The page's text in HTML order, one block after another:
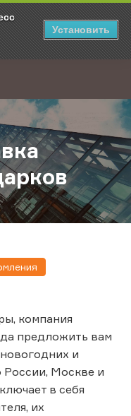
Установить
доставка новогодних
компания
предложить вам
и
Москве и
в себя
их